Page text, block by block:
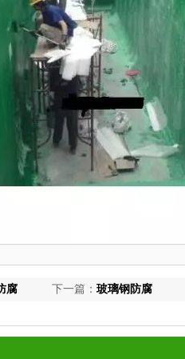
腐 下一篇： 玻璃钢防腐